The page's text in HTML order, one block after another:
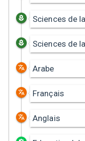
Sciences de
Sciences de
Arabe
Français
Anglais